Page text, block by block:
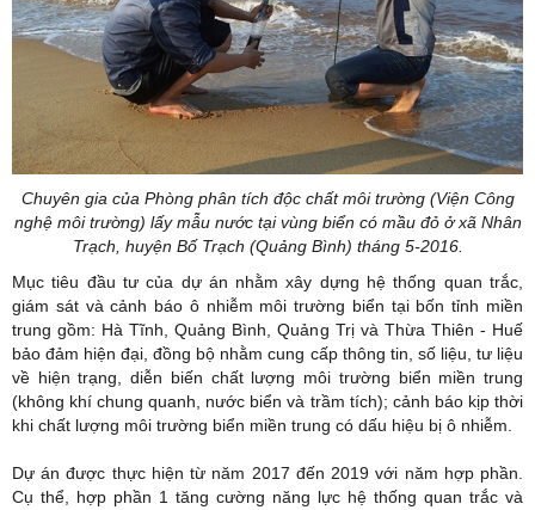
Chuyên gia của Phòng phân tích độc chất môi trường (Viện Công
nghệ môi trường) lấy mẫu nước tại vùng biển có mầu đỏ ở xã Nhân
Trạch, huyện Bố Trạch (Quảng Bình) tháng 5-2016.
Mục tiêu đầu tư của dự án nhằm xây dựng hệ thống quan trắc,
giám sát và cảnh báo ô nhiễm môi trường biển tại bốn tỉnh miền
trung gồm: Hà Tĩnh, Quảng Bình, Quảng Trị và Thừa Thiên - Huế
bảo đảm hiện đại, đồng bộ nhằm cung cấp thông tin, số liệu, tư liệu
về hiện trạng, diễn biến chất lượng môi trường biển miền trung
(không khí chung quanh, nước biển và trầm tích); cảnh báo kịp thời
khi chất lượng môi trường biển miền trung có dấu hiệu bị ô nhiễm.
Dự án được thực hiện từ năm 2017 đến 2019 với năm hợp phần.
Cụ thể, hợp phần 1 tăng cường năng lực hệ thống quan trắc và